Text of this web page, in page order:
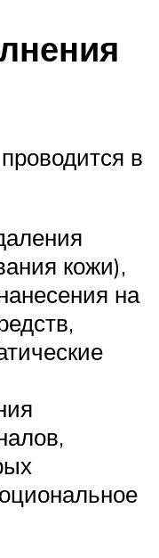
в
кожи),
на